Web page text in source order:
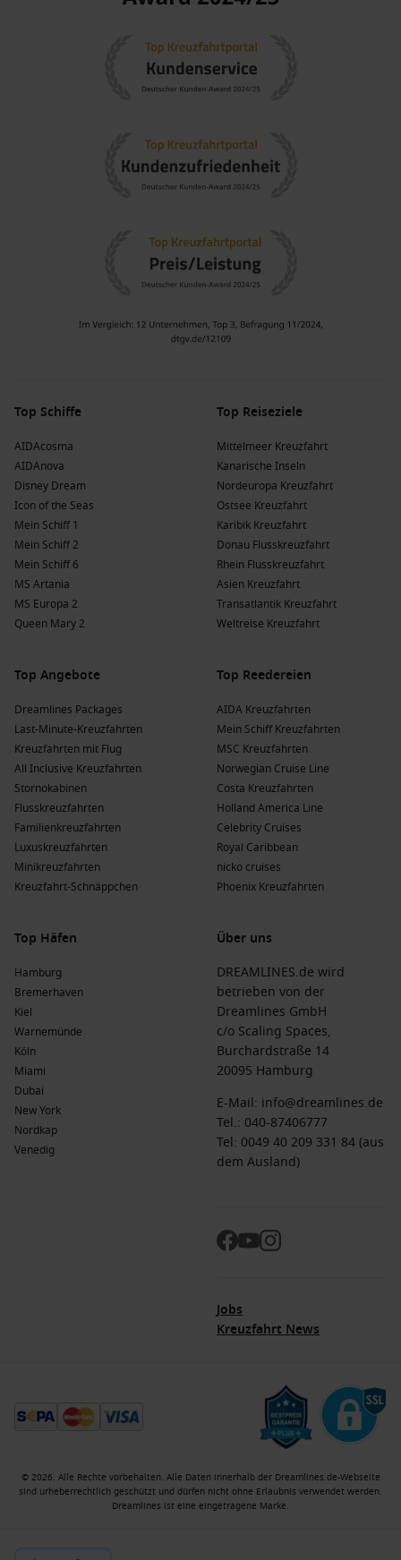
Top Schiffe
AIDAcosma
AIDAnova
Disney Dream
Icon of the Seas
Mein Schiff 1
Mein Schiff 2
Mein Schiff 6
MS Artania
MS Europa 2
Queen Mary 2
Top Reiseziele
Mittelmeer Kreuzfahrt
Kanarische Inseln
Nordeuropa Kreuzfahrt
Ostsee Kreuzfahrt
Karibik Kreuzfahrt
Donau Flusskreuzfahrt
Rhein Flusskreuzfahrt
Asien Kreuzfahrt
Transatlantik Kreuzfahrt
Weltreise Kreuzfahrt
Top Angebote
Dreamlines Packages
Last-Minute-Kreuzfahrten
Kreuzfahrten mit Flug
All Inclusive Kreuzfahrten
Stornokabinen
Flusskreuzfahrten
Familienkreuzfahrten
Luxuskreuzfahrten
Minikreuzfahrten
Kreuzfahrt-Schnäppchen
Top Reedereien
AIDA Kreuzfahrten
Mein Schiff Kreuzfahrten
MSC Kreuzfahrten
Norwegian Cruise Line
Costa Kreuzfahrten
Holland America Line
Celebrity Cruises
Royal Caribbean
nicko cruises
Phoenix Kreuzfahrten
Top Häfen
Hamburg
Bremerhaven
Kiel
Warnemünde
Köln
Miami
Dubai
New York
Nordkap
Venedig
Über uns
DREAMLINES.de wird
betrieben von der
Dreamlines GmbH
c/o Scaling Spaces,
Burchardstraße 14
20095 Hamburg
E-Mail: info@dreamlines.de
Tel.: 040-87406777
Tel: 0049 40 209 331 84 (aus
dem Ausland)
Jobs
Kreuzfahrt News
© 2026. Alle Rechte vorbehalten. Alle Daten innerhalb der Dreamlines.de-Webseite
sind urheberrechtlich geschützt und dürfen nicht ohne Erlaubnis verwendet werden.
Dreamlines ist eine eingetragene Marke.